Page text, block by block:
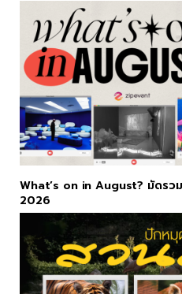
What’s on in August? มัดรว
2026